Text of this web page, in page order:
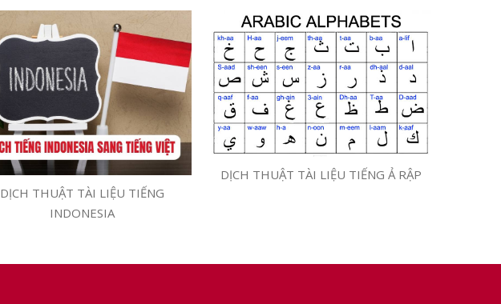
DỊCH THUẬT TÀI LIỆU TIẾNG
INDONESIA
DỊCH THUẬT TÀI LIỆU TIẾNG Ả RẬP